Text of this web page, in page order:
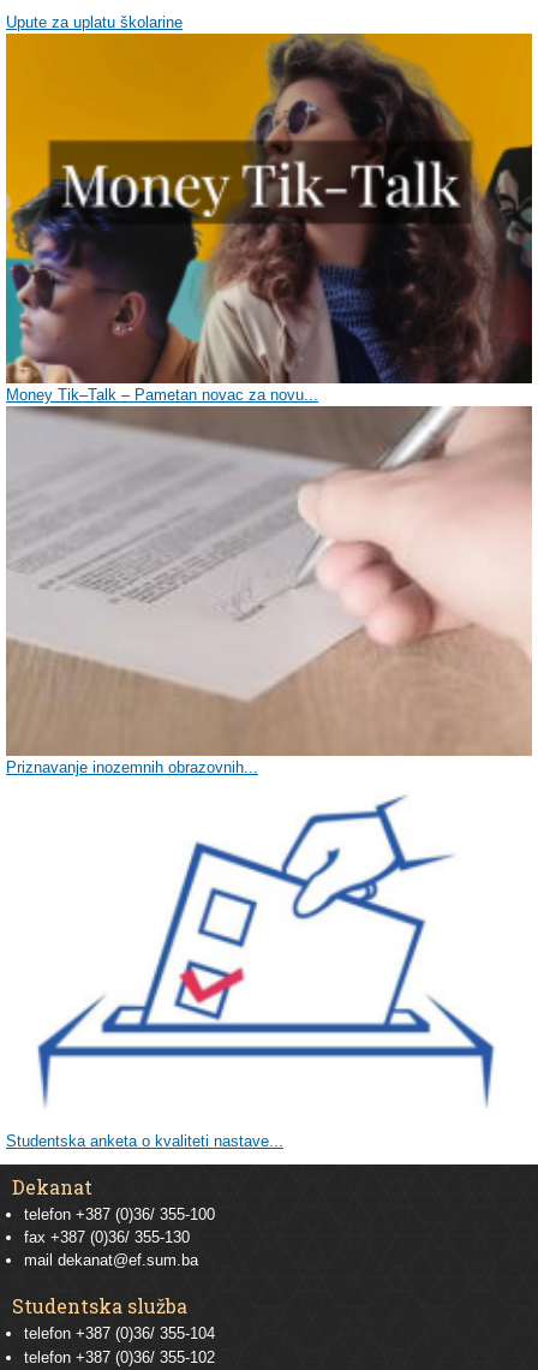
Upute za uplatu školarine
Money Tik–Talk – Pametan novac za novu...
Priznavanje inozemnih obrazovnih...
Studentska anketa o kvaliteti nastave...
Dekanat
telefon +387 (0)36/ 355-100
fax +387 (0)36/ 355-130
mail dekanat@ef.sum.ba
Studentska služba
telefon +387 (0)36/ 355-104
telefon +387 (0)36/ 355-102